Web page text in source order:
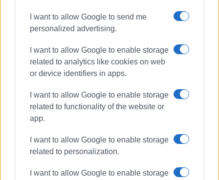
I want to allow Google to send me
personalized advertising.
I want to allow Google to enable storage
related to analytics like cookies on web
or device identifiers in apps.
I want to allow Google to enable storage
related to functionality of the website or
app.
I want to allow Google to enable storage
related to personalization.
I want to allow Google to enable storage